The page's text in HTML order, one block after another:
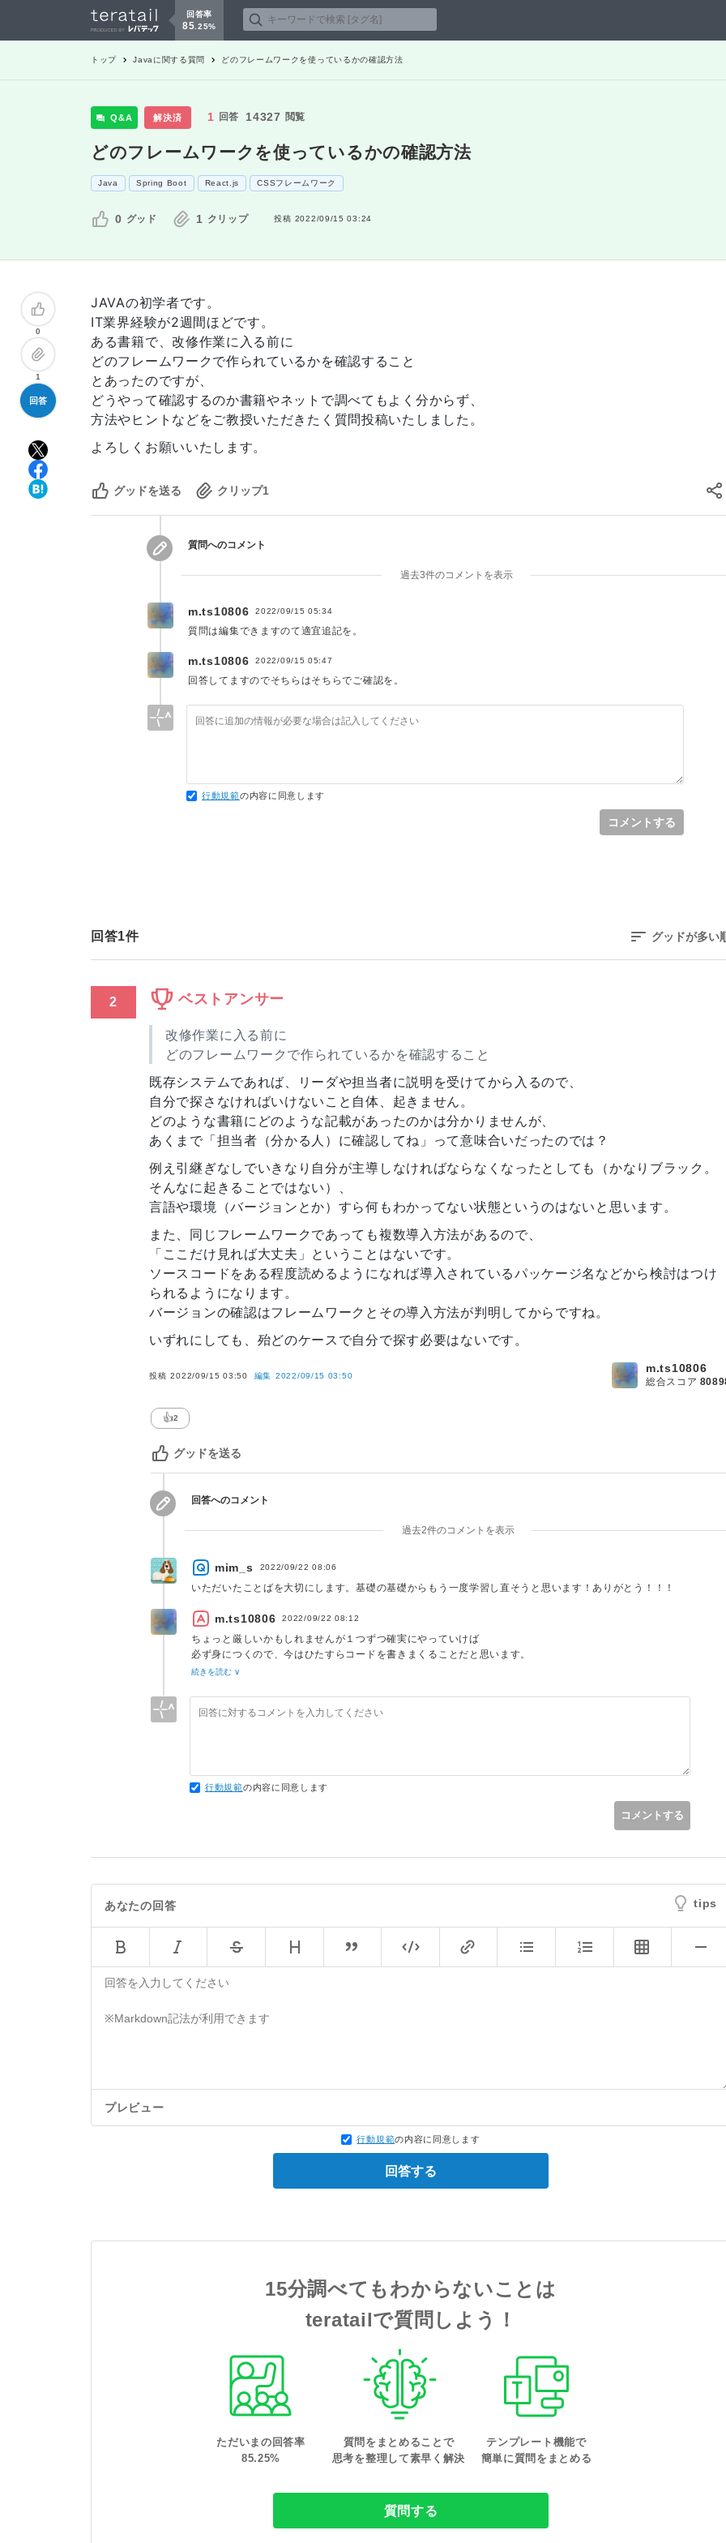
回答率
85 25%
トップ Java に関する質問 どのフレームワークを使っているかの確認方法
Q&A 解決済 1 回答 14327 閲覧
どのフレームワークを使っているかの確認方法
Java Spring Boot React.js CSSフレームワーク
0 グッド 1 クリップ 投稿 2022/09/15 03:24
0
1
回答
JAVAの初学者です。
IT業界経験が2週間ほどです。
ある書籍で、改修作業に入る前に
どのフレームワークで作られているかを確認すること
とあったのですが、
どうやって確認するのか書籍やネットで調べてもよく分からず、
方法やヒントなどをご教授いただきたく質問投稿いたしました。
よろしくお願いいたします。
グッドを送る クリップ1
質問へのコメント
過去3件のコメントを表示
m.ts10806 2022/09/15 05:34
m.ts10806 2022/09/15 05:47
回答してますのでそちらはそちらでご確認を。
行動規範の内容に同意します
コメントする
回答1件 グッドが多い
2 ベストアンサー
改修作業に入る前に
どのフレームワークで作られているかを確認すること
既存システムであれば、リーダや担当者に説明を受けてから入るので、
自分で探さなければいけないこと自体、起きません。
どのような書籍にどのような記載があったのかは分かりませんが、
あくまで「担当者（分かる人）に確認してね」って意味合いだったのでは？
例え引継ぎなしでいきなり自分が主導しなければならなくなったとしても（かなりブラック。
そんなに起きることではない）、
言語や環境（バージョンとか）すら何もわかってない状態というのはないと思います。
また、同じフレームワークであっても複数導入方法があるので、
「ここだけ見れば大丈夫」ということはないです。
ソースコードをある程度読めるようになれば導入されているパッケージ名などから検討はつけ
られるようになります。
バージョンの確認はフレームワークとその導入方法が判明してからですね。
いずれにしても、殆どのケースで自分で探す必要はないです。
投稿 2022/09/15 03:50 編集 2022/09/15 03:50
m.ts10806
総合スコア
👍2
グッドを送る
回答へのコメント
過去2件のコメントを表示
mim_s 2022/09/22 08:06
いただいたことばを大切にします。基礎の基礎からもう一度学習し直そうと思います！ありがとう！！！
m.ts10806 2022/09/22 08:12
ちょっと厳しいかもしれませんが１つずつ確実にやっていけば
必ず身につくので、今はひたすらコードを書きまくることだと思います。
失敗したらそこから学ぶの繰り返しです。
続きを読む ∨
行動規範の内容に同意します
コメントする
あなたの回答 tips
プレビュー
行動規範の内容に同意します
回答する
15分調べてもわからないことは
teratailで質問しよう！
ただいまの回答率
85.25%
質問をまとめることで
思考を整理して素早く解決
テンプレート機能で
簡単に質問をまとめる
質問する